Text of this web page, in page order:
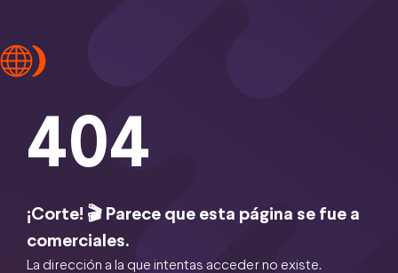
404
¡Corte! 🎬 Parece que esta página se fue a
comerciales.
La dirección a la que intentas acceder no existe.